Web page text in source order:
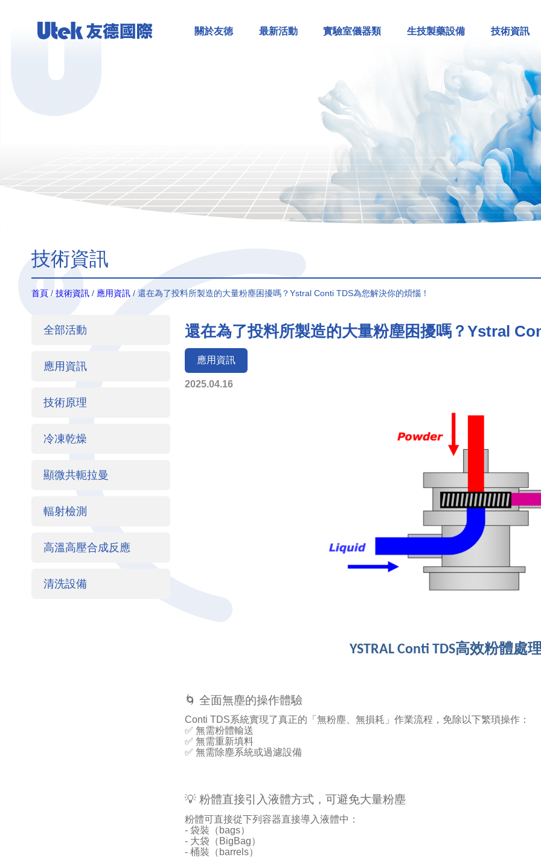
關於友徳 最新活動 實驗室儀器類 生技製藥設備 技術資訊
技術資訊
首頁 / 技術資訊 / 應用資訊 / 還在為了投料所製造的大量粉塵困擾嗎？Ystral Conti TDS為您解決你的煩惱！
全部活動
應用資訊
技術原理
冷凍乾燥
顯微共軛拉曼
輻射檢測
高溫高壓合成反應
清洗設備
還在為了投料所製造的大量粉塵困擾嗎？Ystral
應用資訊
2025.04.16
YSTRAL Conti TDS高效粉體處
🌀 全面無塵的操作體驗
Conti TDS系統實現了真正的「無粉塵、無損耗」作業流程，免除以下繁瑣操作：
✅ 無需粉體輸送
✅ 無需重新填料
✅ 無需除塵系統或過濾設備
💡 粉體直接引入液體方式，可避免大量粉塵
粉體可直接從下列容器直接導入液體中 ：
- 袋裝（bags）
- 大袋（BigBag）
- 桶裝（barrels）